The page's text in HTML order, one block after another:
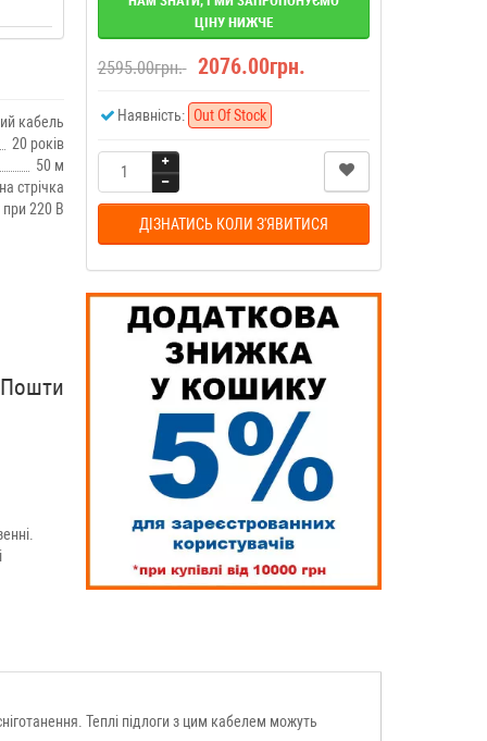
кабель
20 років
50 м
стрічка
при 220 В
ЦІНУ НИЖЧЕ
2595.00грн. 2076.00грн.
Наявність: Out Of Stock
ДІЗНАТИСЬ КОЛИ З'ЯВИТИСЯ
Теплі підлоги з цим кабелем можуть